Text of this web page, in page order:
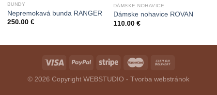
BUNDY
Nepremokavá bunda RANGER
250.00 €
DÁMSKE NOHAVICE
Dámske nohavice ROVAN
110.00 €
© 2026 Copyright WEBSTUDIO - Tvorba webstránok